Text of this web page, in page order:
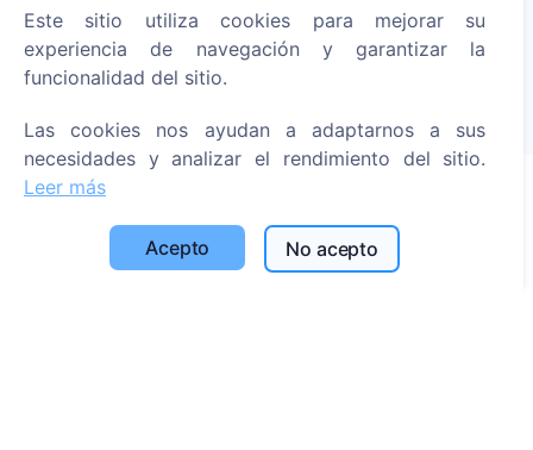
Enciende una vela digital - planta un árbol!
Leer más
Información
Acerca de CEMETY
Este sitio utiliza cookies para mejorar su
experiencia de navegación y garantizar la
funcionalidad del sitio.
Las cookies nos ayudan a adaptarnos a sus
necesidades y analizar el rendimiento del sitio.
Leer más
Acepto No acepto